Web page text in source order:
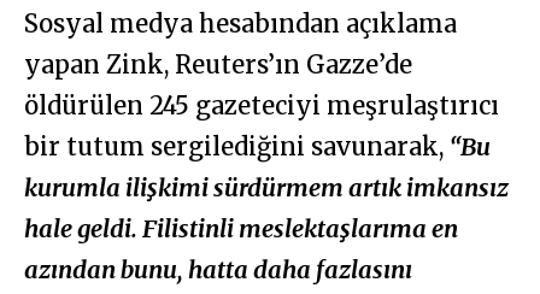
Sosyal medya hesabından açıklama
yapan Zink, Reuters’ın Gazze’de
öldürülen 245 gazeteciyi meşrulaştırıcı
bir tutum sergilediğini savunarak, “Bu
kurumla ilişkimi sürdürmem artık imkansız
hale geldi. Filistinli meslektaşlarıma en
azından bunu, hatta daha fazlasını